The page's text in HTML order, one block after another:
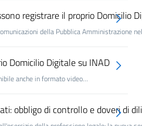
registrare il proprio Domicilio
della Pubblica Amministrazione
Domicilio Digitale su INAD
anche in formato video…
obbligo di controllo e doveri di